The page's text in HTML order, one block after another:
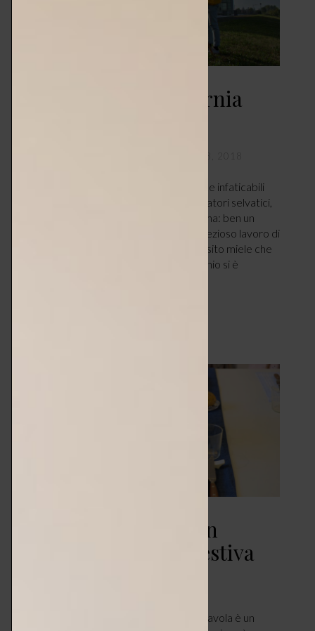
Bubble BeeHive – l’arnia
Arriva l‘arnia urbana. Le api, queste piccole infaticabili
lavoratrici, insieme ad altri insetti impollinatori selvatici,
giocano un ruolo essenziale nell’ecosistema: ben un
terzo del nostro cibo è fornito dal loro prezioso lavoro di
impollinazione, oltre ovviamente allo squisito miele che
producono. Purtroppo, nell’ultimo decennio si è
A tavola con la casa in
ordine – una tavola estiva
di Stefania De Rocchi. Apparecchiare la tavola è un